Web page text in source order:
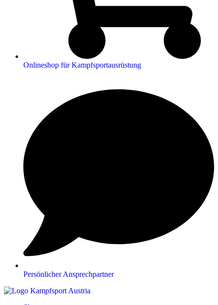
Onlineshop für Kampfsportausrüstung
Persönlicher Ansprechpartner